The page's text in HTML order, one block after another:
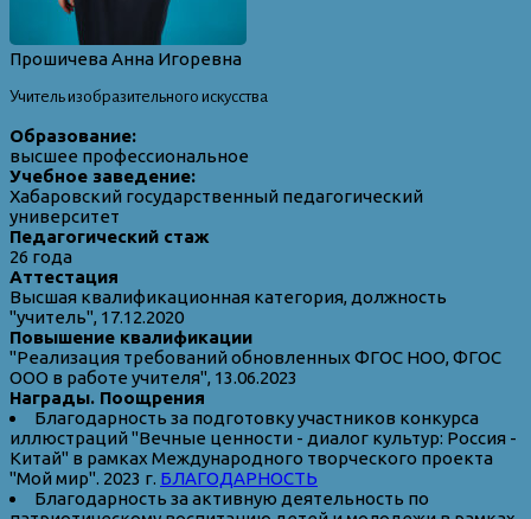
Прошичева Анна Игоревна
Учитель изобразительного искусства
Образование:
высшее профессиональное
Учебное заведение:
Хабаровский государственный педагогический
университет
Педагогический стаж
26 года
Аттестация
Высшая квалификационная категория, должность
"учитель", 17.12.2020
Повышение квалификации
"Реализация требований обновленных ФГОС НОО, ФГОС
ООО в работе учителя", 13.06.2023
Награды. Поощрения
Благодарность за подготовку участников конкурса
иллюстраций "Вечные ценности - диалог культур: Россия -
Китай" в рамках Международного творческого проекта
"Мой мир". 2023 г. БЛАГОДАРНОСТЬ
Благодарность за активную деятельность по